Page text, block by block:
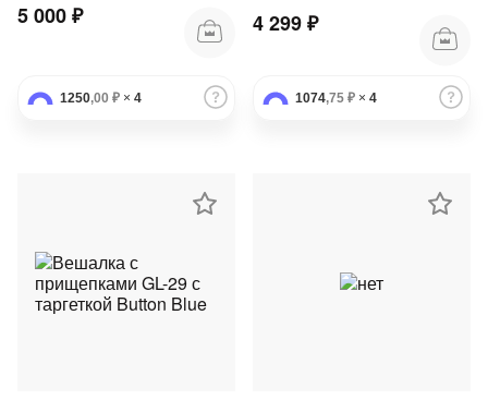
5 000 ₽
1250,00 ₽ × 4
4 299 ₽
1074,75 ₽ × 4